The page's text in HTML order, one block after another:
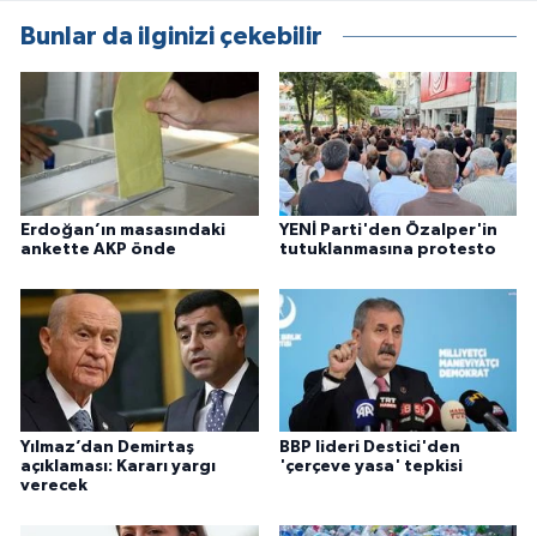
Bunlar da ilginizi çekebilir
Erdoğan’ın masasındaki
ankette AKP önde
YENİ Parti'den Özalper'in
tutuklanmasına protesto
Yılmaz’dan Demirtaş
açıklaması: Kararı yargı
verecek
BBP lideri Destici'den
'çerçeve yasa' tepkisi